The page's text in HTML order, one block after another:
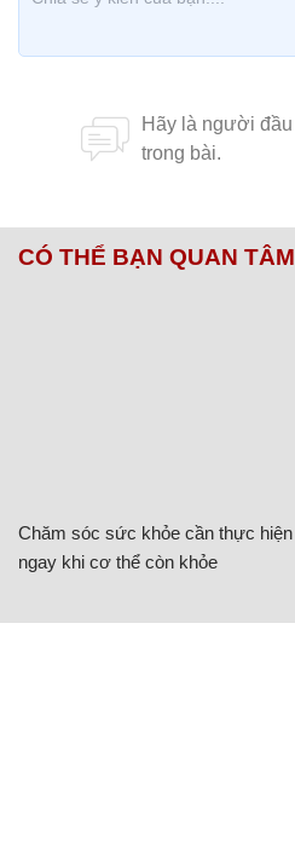
CÓ THỂ BẠN QUAN TÂM
Chăm sóc sức khỏe cần thực hiện
ngay khi cơ thể còn khỏe